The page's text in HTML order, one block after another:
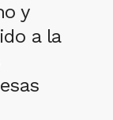
y
a la